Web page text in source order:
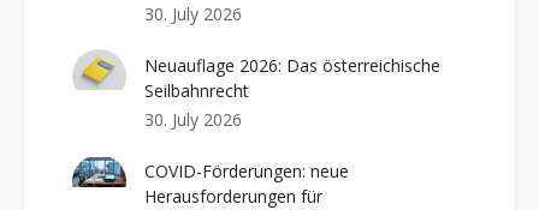
30. July 2026
Neuauflage 2026: Das österreichische
Seilbahnrecht
30. July 2026
COVID-Förderungen: neue
Herausforderungen für